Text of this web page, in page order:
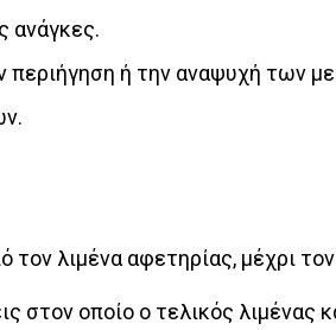
ανάγκες.
περιήγηση ή την αναψυχή των
λιμένα αφετηρίας, μέχρι
στον οποίο ο τελικός λιμένας